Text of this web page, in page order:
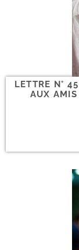
LETTRE N°
AUX